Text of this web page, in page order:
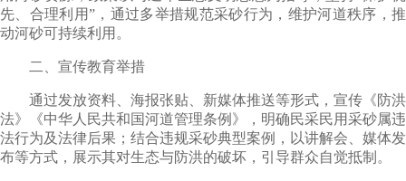
先、合理利用”，通过多举措规范采砂行为，维护河道秩序，推
动河砂可持续利用。
二、宣传教育举措
通过发放资料、海报张贴、新媒体推送等形式，宣传《防洪
法》《中华人民共和国河道管理条例》，明确民采民用采砂属违
法行为及法律后果；结合违规采砂典型案例，以讲解会、媒体发
布等方式，展示其对生态与防洪的破坏，引导群众自觉抵制。